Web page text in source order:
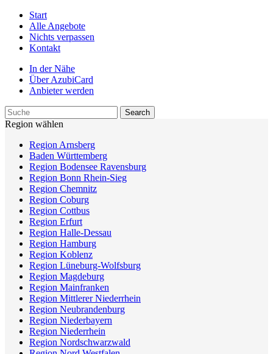
Start
Alle Angebote
Nichts verpassen
Kontakt
In der Nähe
Über AzubiCard
Anbieter werden
Region wählen
Region Arnsberg
Baden Württemberg
Region Bodensee Ravensburg
Region Bonn Rhein-Sieg
Region Chemnitz
Region Coburg
Region Cottbus
Region Erfurt
Region Halle-Dessau
Region Hamburg
Region Koblenz
Region Lüneburg-Wolfsburg
Region Magdeburg
Region Mainfranken
Region Mittlerer Niederrhein
Region Neubrandenburg
Region Niederbayern
Region Niederrhein
Region Nordschwarzwald